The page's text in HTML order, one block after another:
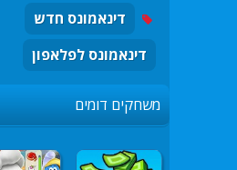
דינאמונס חדש
דינאמונס לפלאפון
משחקים דומים